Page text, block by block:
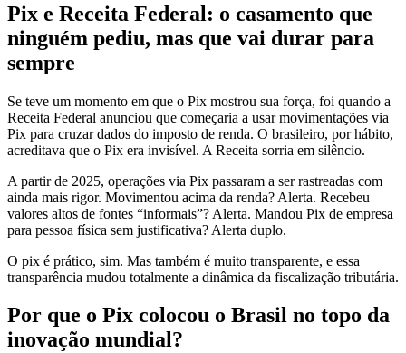
Pix e Receita Federal: o casamento que
ninguém pediu, mas que vai durar para
sempre
Se teve um momento em que o Pix mostrou sua força, foi quando a
Receita Federal anunciou que começaria a usar movimentações via
Pix para cruzar dados do imposto de renda. O brasileiro, por hábito,
acreditava que o Pix era invisível. A Receita sorria em silêncio.
A partir de 2025, operações via Pix passaram a ser rastreadas com
ainda mais rigor. Movimentou acima da renda? Alerta. Recebeu
valores altos de fontes “informais”? Alerta. Mandou Pix de empresa
para pessoa física sem justificativa? Alerta duplo.
O pix é prático, sim. Mas também é muito transparente, e essa
transparência mudou totalmente a dinâmica da fiscalização tributária.
Por que o Pix colocou o Brasil no topo da
inovação mundial?